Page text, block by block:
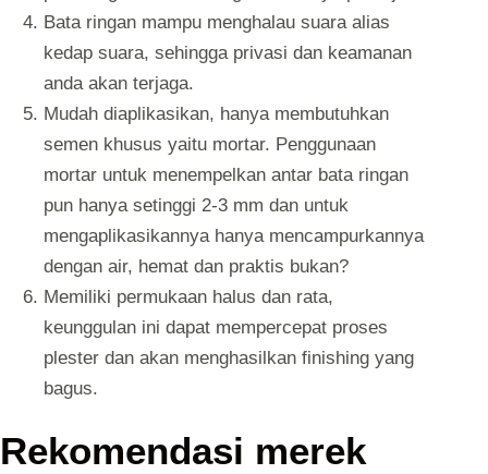
Bata ringan mampu menghalau suara alias
kedap suara, sehingga privasi dan keamanan
anda akan terjaga.
Mudah diaplikasikan, hanya membutuhkan
semen khusus yaitu mortar. Penggunaan
mortar untuk menempelkan antar bata ringan
pun hanya setinggi 2-3 mm dan untuk
mengaplikasikannya hanya mencampurkannya
dengan air, hemat dan praktis bukan?
Memiliki permukaan halus dan rata,
keunggulan ini dapat mempercepat proses
plester dan akan menghasilkan finishing yang
bagus.
Rekomendasi merek